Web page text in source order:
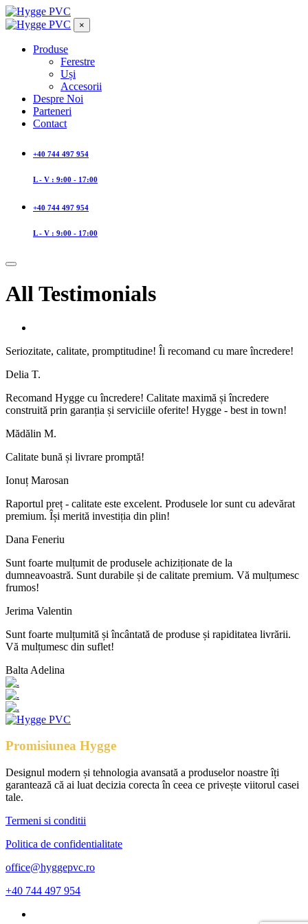
×
Produse
Ferestre
Uși
Accesorii
Despre Noi
Parteneri
Contact
+40 744 497 954
L - V : 9:00 - 17:00
+40 744 497 954
L - V : 9:00 - 17:00
All Testimonials
Seriozitate, calitate, promptitudine! Îi recomand cu mare încredere!
Delia T.
Recomand Hygge cu încredere! Calitate maximă și încredere
construită prin garanția și serviciile oferite! Hygge - best in town!
Mădălin M.
Calitate bună și livrare promptă!
Ionuț Marosan
Raportul preț - calitate este excelent. Produsele lor sunt cu adevărat
premium. Își merită investiția din plin!
Dana Feneriu
Sunt foarte mulțumit de produsele achiziționate de la
dumneavoastră. Sunt durabile și de calitate premium. Vă mulțumesc
frumos!
Jerima Valentin
Sunt foarte mulțumită și încântată de produse și rapiditatea livrării.
Vă mulțumesc din suflet!
Balta Adelina
Promisiunea Hygge
Designul modern și tehnologia avansată a produselor noastre îți
garantează că ai luat decizia corecta în ceea ce privește viitorul casei
tale.
Termeni si conditii
Politica de confidentialitate
office@hyggepvc.ro
+40 744 497 954